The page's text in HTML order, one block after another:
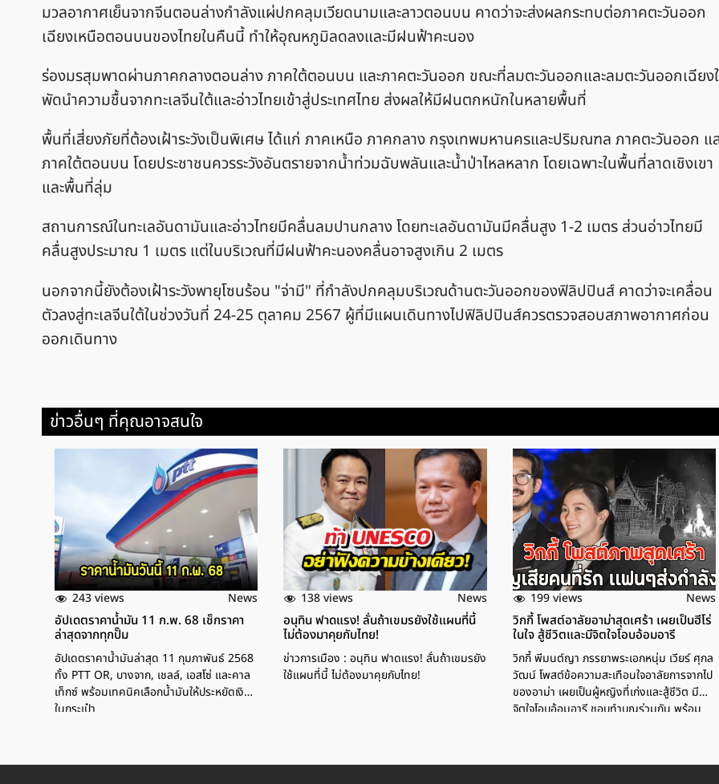
มวลอากาศเย็นจากจีนตอนล่างกำลังแผ่ปกคลุมเวียดนามและลาวตอนบน คาดว่าจะส่งผลกระทบต่อภาคตะวันออก
เฉียงเหนือตอนบนของไทยในคืนนี้ ทำให้อุณหภูมิลดลงและมีฝนฟ้าคะนอง
ร่องมรสุมพาดผ่านภาคกลางตอนล่าง ภาคใต้ตอนบน และภาคตะวันออก ขณะที่ลมตะวันออกและลมตะวันออกเฉียง
พัดนำความชื้นจากทะเลจีนใต้และอ่าวไทยเข้าสู่ประเทศไทย ส่งผลให้มีฝนตกหนักในหลายพื้นที่
พื้นที่เสี่ยงภัยที่ต้องเฝ้าระวังเป็นพิเศษ ได้แก่ ภาคเหนือ ภาคกลาง กรุงเทพมหานครและปริมณฑล ภาคตะวันออก แ
ภาคใต้ตอนบน โดยประชาชนควรระวังอันตรายจากน้ำท่วมฉับพลันและน้ำป่าไหลหลาก โดยเฉพาะในพื้นที่ลาดเชิงเขา
และพื้นที่ลุ่ม
สถานการณ์ในทะเลอันดามันและอ่าวไทยมีคลื่นลมปานกลาง โดยทะเลอันดามันมีคลื่นสูง 1-2 เมตร ส่วนอ่าวไทยมี
คลื่นสูงประมาณ 1 เมตร แต่ในบริเวณที่มีฝนฟ้าคะนองคลื่นอาจสูงเกิน 2 เมตร
นอกจากนี้ยังต้องเฝ้าระวังพายุโซนร้อน "จ่ามี" ที่กำลังปกคลุมบริเวณด้านตะวันออกของฟิลิปปินส์ คาดว่าจะเคลื่อน
ตัวลงสู่ทะเลจีนใต้ในช่วงวันที่ 24-25 ตุลาคม 2567 ผู้ที่มีแผนเดินทางไปฟิลิปปินส์ควรตรวจสอบสภาพอากาศก่อน
ออกเดินทาง
ข่าวอื่นๆ ที่คุณอาจสนใจ
243 views News
อัปเดตราคาน้ำมัน 11 ก.พ. 68 เช็กราคา
ล่าสุดจากทุกปั๊ม
อัปเดตราคาน้ำมันล่าสุด 11 กุมภาพันธ์ 2568
ทั้ง PTT OR, บางจาก, เชลล์, เอสโซ่ และคาล
เท็กซ์ พร้อมเทคนิคเลือกน้ำมันให้ประหยัดเงิน
ในกระเป๋า
138 views News
อนุทิน ฟาดแรง! ลั่นถ้าเขมรยังใช้แผนที่นี้
ไม่ต้องมาคุยกับไทย!
ข่าวการเมือง : อนุทิน ฟาดแรง! ลั่นถ้าเขมรยัง
ใช้แผนที่นี้ ไม่ต้องมาคุยกับไทย!
199 views News
วิกกี้ โพสต์อาลัยอาม่าสุดเศร้า เผยเป็นฮีโร่
ในใจ สู้ชีวิตและมีจิตใจโอบอ้อมอารี
วิกกี้ พีมนต์ญา ภรรยาพระเอกหนุ่ม เวียร์ ศุกล
วัฒน์ โพสต์ข้อความสะเทือนใจอาลัยการจากไป
ของอาม่า เผยเป็นผู้หญิงที่เก่งและสู้ชีวิต มี
จิตใจโอบอ้อมอารี ชอบทำบุญร่วมกัน พร้อม